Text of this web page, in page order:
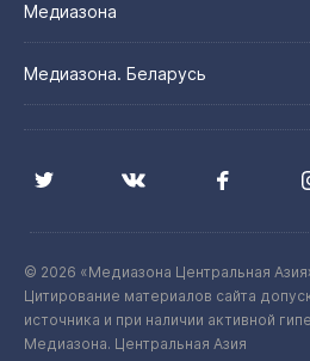
Медиазона
Медиазона. Беларусь
© 2026 «Медиазона Центральная
Цитирование материалов сайта
источника и при наличии активной
Медиазона. Центральная Азия